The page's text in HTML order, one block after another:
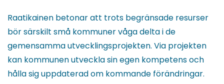
Raatikainen betonar att trots begränsade resurser
bör särskilt små kommuner våga delta i de
gemensamma utvecklingsprojekten. Via projekten
kan kommunen utveckla sin egen kompetens och
hålla sig uppdaterad om kommande förändringar.